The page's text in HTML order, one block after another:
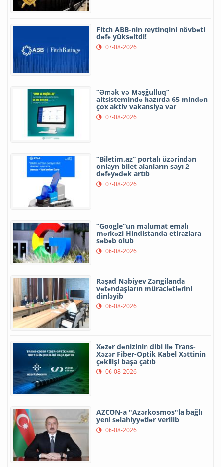
Fitch ABB-nin reytinqini növbəti
dəfə yüksəltdi!
07-08-2026
“Əmək və Məşğulluq”
altsistemində hazırda 65 mindən
çox aktiv vakansiya var
07-08-2026
“Biletim.az” portalı üzərindən
onlayn bilet alanların sayı 2
dəfəyədək artıb
07-08-2026
“Google”un məlumat emalı
mərkəzi Hindistanda etirazlara
səbəb olub
06-08-2026
Rəşad Nəbiyev Zəngilanda
vətəndaşların müraciətlərini
dinləyib
06-08-2026
Xəzər dənizinin dibi ilə Trans-
Xəzər Fiber-Optik Kabel Xəttinin
çəkilişi başa çatıb
06-08-2026
AZCON-a "Azərkosmos"la bağlı
yeni səlahiyyətlər verilib
06-08-2026